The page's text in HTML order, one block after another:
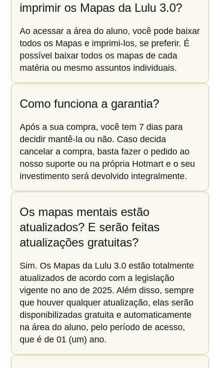
imprimir os Mapas da Lulu 3.0?
Ao acessar a área do aluno, você pode baixar
todos os Mapas e imprimi-los, se preferir. É
possível baixar todos os mapas de cada
matéria ou mesmo assuntos individuais.
Como funciona a garantia?
Após a sua compra, você tem 7 dias para
decidir mantê-la ou não. Caso decida
cancelar a compra, basta fazer o pedido ao
nosso suporte ou na própria Hotmart e o seu
investimento será devolvido integralmente.
Os mapas mentais estão
atualizados? E serão feitas
atualizações gratuitas?
Sim. Os Mapas da Lulu 3.0 estão totalmente
atualizados de acordo com a legislação
vigente no ano de 2025. Além disso, sempre
que houver qualquer atualização, elas serão
disponibilizadas gratuita e automaticamente
na área do aluno, pelo período de acesso,
que é de 01 (um) ano.